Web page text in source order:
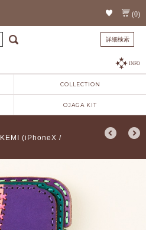
(0)
詳細検索
INFO
COLLECTION
OJAGA KIT
KEMI (iPhoneX /